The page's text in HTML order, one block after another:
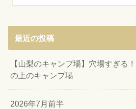
最近の投稿
【山梨のキャンプ場】穴場すぎる
の上のキャンプ場
2026年7月前半